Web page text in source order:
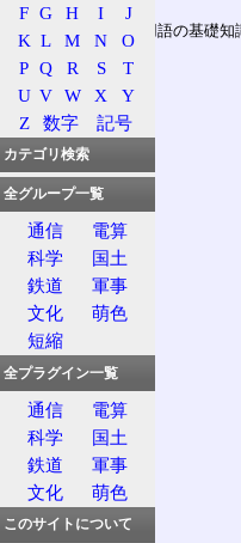
通信用語の基礎
F G H I
J
K L M N
O
P Q R S
T
U V W X
Y
Z
数字 記号
カテゴリ検索
全グループ一覧
通信
電算
科学
国土
鉄道
軍事
文化
萌色
短縮
全プラグイン一覧
通信
電算
科学
国土
鉄道
軍事
文化
萌色
このサイトについて